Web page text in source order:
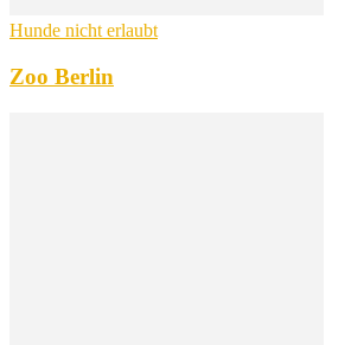
Hunde nicht erlaubt
Zoo Berlin